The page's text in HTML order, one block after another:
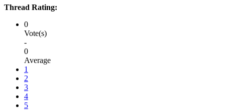
Thread Rating:
0
Vote(s)
-
0
Average
1
2
3
4
5